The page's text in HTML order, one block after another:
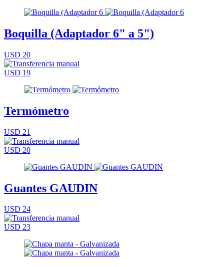
Boquilla (Adaptador 6" a 5")
USD 20
USD 19
Termómetro
USD 21
USD 20
Guantes GAUDIN
USD 24
USD 23